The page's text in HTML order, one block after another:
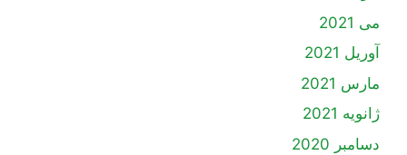
می 2021
آوریل 2021
مارس 2021
ژانویه 2021
دسامبر 2020